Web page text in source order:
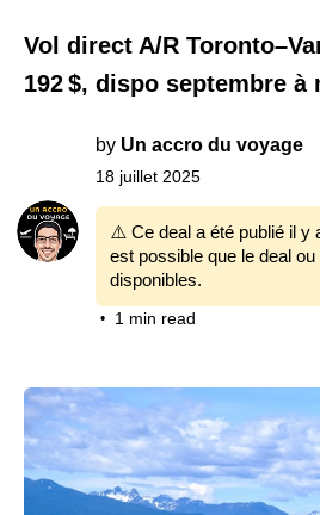
Vol direct A/R
192 $, dispo septembre à
by Un accro du voyage
18 juillet 2025
⚠️ Ce deal a été publié il y
est possible que le deal
disponibles.
• 1 min read